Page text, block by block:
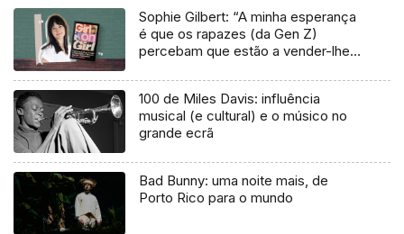
Sophie Gilbert: “A minha esperança
é que os rapazes (da Gen Z)
percebam que estão a vender-lhes
100 de Miles Davis: influência
musical (e cultural) e o músico no
grande ecrã
Bad Bunny: uma noite mais, de
Porto Rico para o mundo